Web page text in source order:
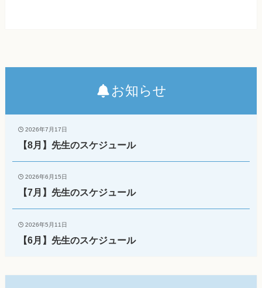
お知らせ
2026年7月17日
【8月】先生のスケジュール
2026年6月15日
【7月】先生のスケジュール
2026年5月11日
【6月】先生のスケジュール